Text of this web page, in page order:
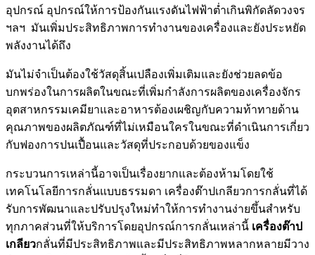
อุปกรณ์ อุปกรณ์ให้การป้องกันแรงดันไฟฟ้าต่ำเกินพิกัดลัดวงจร
ฯลฯ มันเพิ่มประสิทธิภาพการทำงานของเครื่องและยังประหยัด
พลังงานได้ถึง
มันไม่จำเป็นต้องใช้วัสดุสิ้นเปลืองเพิ่มเติมและยังช่วยลดข้อ
บกพร่องในการผลิตในขณะที่เพิ่มกำลังการผลิตของเครื่องจักร
อุตสาหกรรมเคมียาและอาหารต้องเผชิญกับความท้าทายด้าน
คุณภาพของผลิตภัณฑ์ที่ไม่เหมือนใครในขณะที่ดำเนินการเกี่ยว
กับฟองการปนเปื้อนและวัสดุที่ประกอบด้วยของแข็ง
กระบวนการเหล่านี้อาจเป็นเรื่องยากและต้องห้ามโดยใช้
เทคโนโลยีการกลั่นแบบธรรมดา เครื่องต๊าปเกลียวการกลั่นที่ได้
รับการพัฒนาและปรับปรุงใหม่ทำให้การทำงานง่ายขึ้นสำหรับ
ทุกภาคส่วนที่ให้บริการโดยอุปกรณ์การกลั่นเหล่านี้ เครื่องต๊าป
เกลียวกลั่นที่มีประสิทธิภาพและมีประสิทธิภาพหลากหลายมีวาง